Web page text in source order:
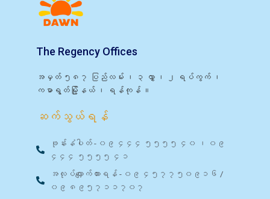
The Regency Offices
အမှတ် ၅၈၇ ပြည်လမ်း ၊ ၃ လွှာ ၊ ၂ ရပ်ကွက် ၊
ကမာရွတ်မြို့နယ် ၊ ရန်ကုန် ။
ဆက်သွယ်ရန်
ဖုန်းနံပါတ် - ၀၉ ၄၄၄ ၅၅၅၅ ၄၀ ၊ ၀၉
၄၄၄ ၅၅၅၅ ၄၁
အလုပ်လျှောက်ထားရန် - ၀၉ ၄၅၇၇၅၀၉၁၆ /
၀၉ ၈၉၅၇၁၁၇၀၇